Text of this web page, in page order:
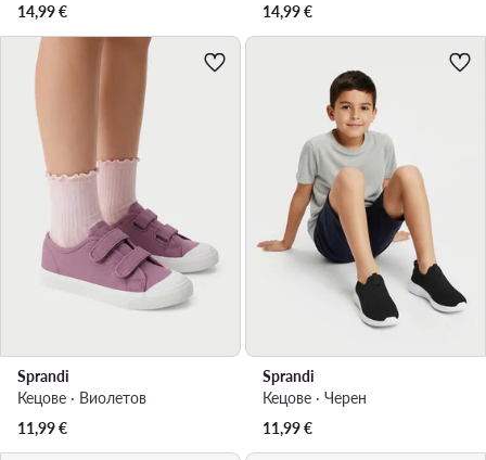
14,99€
14,99€
Sprandi
Кецове · Виолетов
11,99€
Sprandi
Кецове · Черен
11,99€